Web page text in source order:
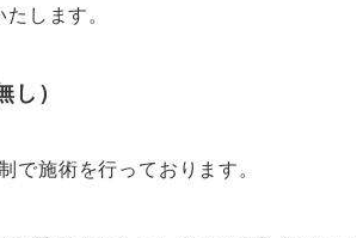
します。
）
施術を行っております。